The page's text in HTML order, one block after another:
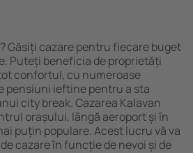
Găsiți cazare pentru fiecare buget
Puteți beneficia de proprietăți
confortul, cu numeroase
pensiuni ieftine pentru a sta
city break. Cazarea Kalavan
orașului, lângă aeroport și în
puțin populare. Acest lucru vă va
cazare în funcție de nevoi și de